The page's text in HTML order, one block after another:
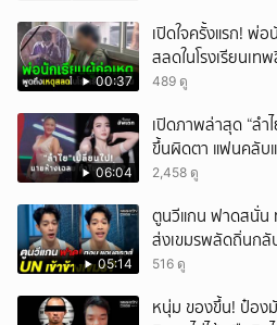
00:37
เปิดใจครั้งแรก! พ่
สลดในโรงเรียนเท
489 ดู
06:04
เปิดภาพล่าสุด “ลำ
ขึ้นผิดตา แฟนคลับแ
ชัด!
2,458 ดู
05:14
ตูนวีแกน ฟาดสนั่น
ส่งเขมรพลัดถิ่นกลั
516 ดู
หนุ่ม ของขึ้น! ป๋อง